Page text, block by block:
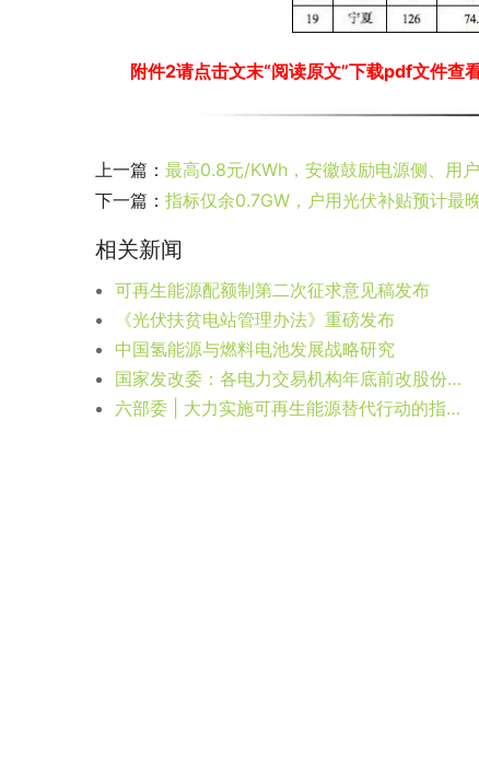
附件2请点击文末“阅读原文”下载pdf文件查
上一篇： 最高0.8元/KWh，安徽鼓励电源侧、用
下一篇： 指标仅余0.7GW，户用光伏补贴预计最
相关新闻
可再生能源配额制第二次征求意见稿发布
《光伏扶贫电站管理办法》重磅发布
中国氢能源与燃料电池发展战略研究
国家发改委：各电力交易机构年底前改股份制（附股权结构现状）
六部委 | 大力实施可再生能源替代行动的指导意见